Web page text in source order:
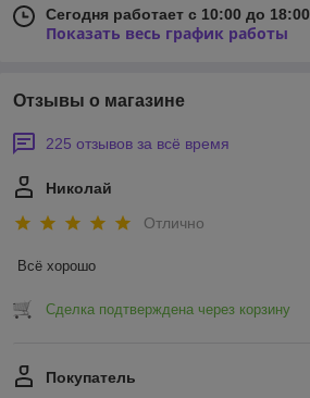
Сегодня работает с 10:00 до 18:00
Показать весь график работы
Отзывы о магазине
225 отзывов за всё время
Николай
Отлично
Всё хорошо
Сделка подтверждена через корзину
Покупатель